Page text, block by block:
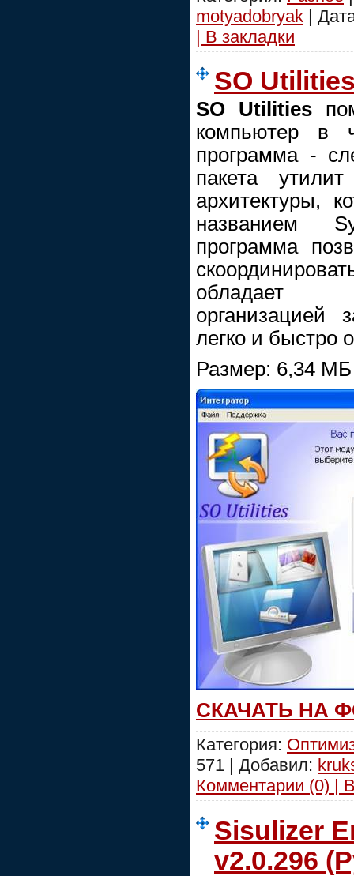
motyadobryak |
| В закладки
SO
SO Utilities
компьютер в
программа -
пакета утилит
архитектуры,
названием
программа
обладает
организацией
легко и быстро
Размер: 6,34 МБ
СКАЧАТЬ НА
Категория:
571 | Добавил:
Комментарии (0) |
Sisulizer
v2.0.296